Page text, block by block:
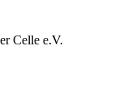
Celle e.V.